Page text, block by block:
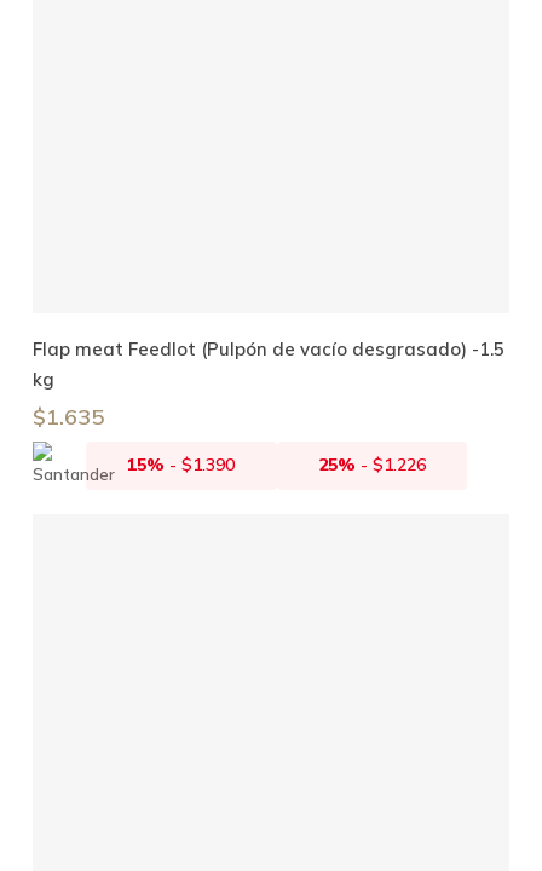
Añadir Al Carrito
Flap meat Feedlot (Pulpón de vacío desgrasado) -1.5
kg
$1.635
15% -$1.390 25% - $1.226